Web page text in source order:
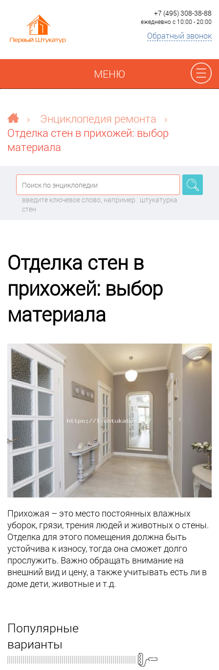
+7 (495) 308-38-88
ежедневно с 10:00 - 20:00
Обратный звонок
МЕНЮ
Наши работы
О компании
Цены
Энциклопедия ремонта
Контакты
› Энциклопедия ремонта
›
Отделка стен в прихожей: выбор
материала
введите ключевое слово, например : штукатурка
стен
Отделка стен в
прихожей: выбор
материала
Прихожая – это место постоянных влажных
уборок, грязи, трения людей и животных о стены.
Отделка для этого помещения должна быть
устойчива к износу, тогда она сможет долго
прослужить. Важно обращать внимание на
внешний вид и цену, а также учитывать есть ли в
доме дети, животные и т.д.
Популярные
варианты